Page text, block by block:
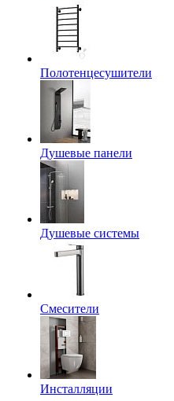
Полотенцесушители
Душевые панели
Душевые системы
Смесители
Инсталляции